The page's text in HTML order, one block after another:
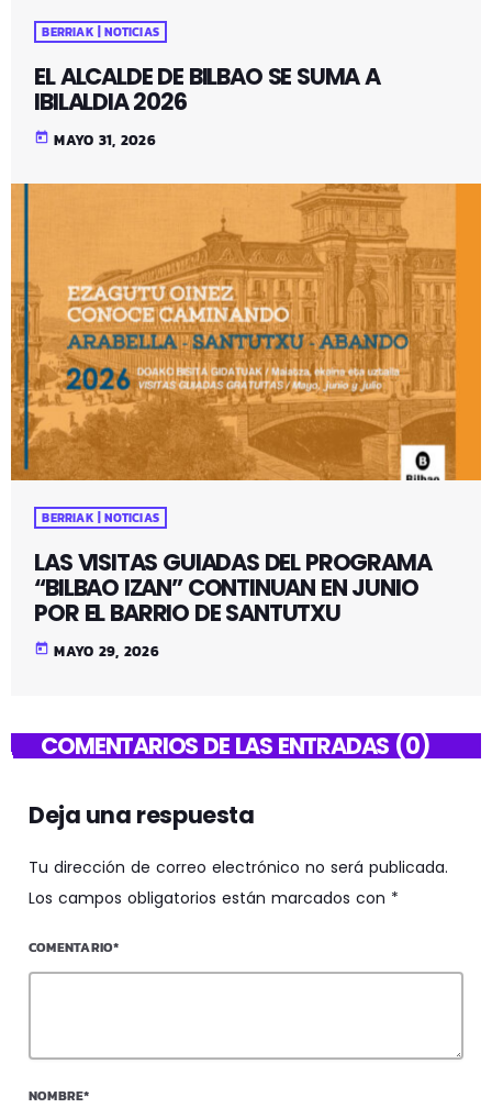
BERRIAK | NOTICIAS
EL ALCALDE DE BILBAO SE SUMA A
IBILALDIA 2026
today MAYO 31, 2026
BERRIAK | NOTICIAS
LAS VISITAS GUIADAS DEL PROGRAMA
“BILBAO IZAN” CONTINUAN EN JUNIO
POR EL BARRIO DE SANTUTXU
today MAYO 29, 2026
COMENTARIOS DE LAS ENTRADAS (0)
Deja una respuesta
Tu dirección de correo electrónico no será publicada.
Los campos obligatorios están marcados con *
COMENTARIO*
NOMBRE*